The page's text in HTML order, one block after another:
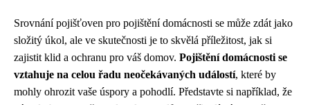
Srovnání pojišťoven pro pojištění domácnosti se může zdát jako
složitý úkol, ale ve skutečnosti je to skvělá příležitost, jak si
zajistit klid a ochranu pro váš domov. Pojištění domácnosti se
vztahuje na celou řadu neočekávaných událostí, které by
mohly ohrozit vaše úspory a pohodlí. Představte si například, že